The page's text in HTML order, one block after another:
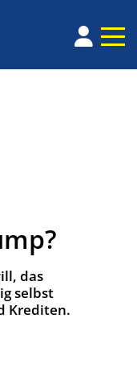
das
selbst
Krediten.